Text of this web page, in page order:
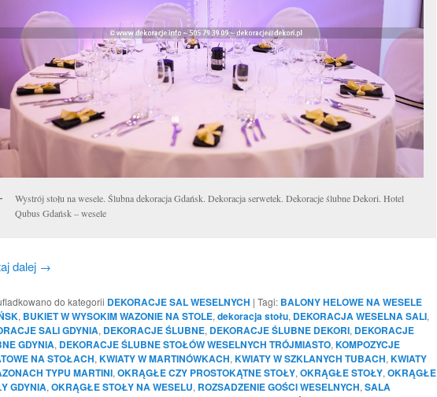
Wystrój stołu na wesele. Ślubna dekoracja Gdańsk. Dekoracja serwetek. Dekoracje ślubne Dekori. Hotel
Qubus Gdańsk – wesele
dalej →
do kategorii DEKORACJE SAL WESELNYCH | Tagi: BALONY HELOWE NA WESELE
, BUKIET W WYSOKIM WAZONIE NA STOLE, dekoracja stołu, DEKORACJA WESELNA SALI,
SALI GDYNIA, DEKORACJE ŚLUBNE, DEKORACJE ŚLUBNE DEKORI, DEKORACJE
GDYNIA, DEKORACJE ŚLUBNE STOŁÓW WESELNYCH TRÓJMIASTO, KOMPOZYCJE
NA STOŁACH, KWIATY W MARTINÓWKACH, KWIATY W SZKLANYCH TUBACH, KWIATY
TYPU MARTINI, OKRĄGŁE CZY PROSTOKĄTNE STOŁY, OKRĄGŁE STOŁY, OKRĄGŁE
GDYNIA, OKRĄGŁE STOŁY NA WESELU, ROZSADZENIE GOŚCI WESELNYCH, SALA